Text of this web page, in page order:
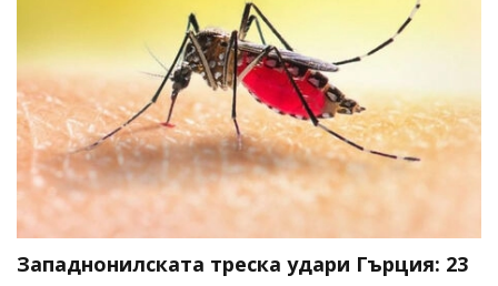
Западнонилската треска удари Гърция: 23